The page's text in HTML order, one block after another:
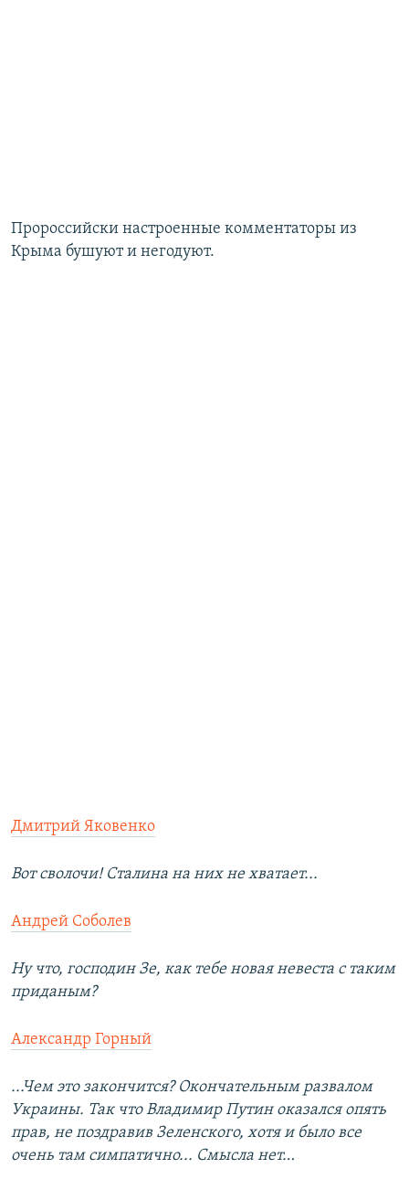
Пророссийски настроенные комментаторы из
Крыма бушуют и негодуют.
​Дмитрий Яковенко
Вот сволочи! Сталина на них не хватает...
Андрей Соболев
Ну что, господин Зе, как тебе новая невеста с таким
приданым?
Александр Горный
...Чем это закончится? Окончательным развалом
Украины. Так что Владимир Путин оказался опять
прав, не поздравив Зеленского, хотя и было все
очень там симпатично... Смысла нет…